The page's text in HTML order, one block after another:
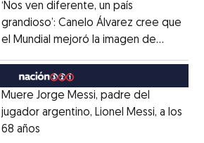
‘Nos ven diferente, un país
grandioso’: Canelo Álvarez cree que
el Mundial mejoró la imagen de
MéxicoOpens in new window
Muere Jorge Messi, padre del
jugador argentino, Lionel Messi, a los
68 años